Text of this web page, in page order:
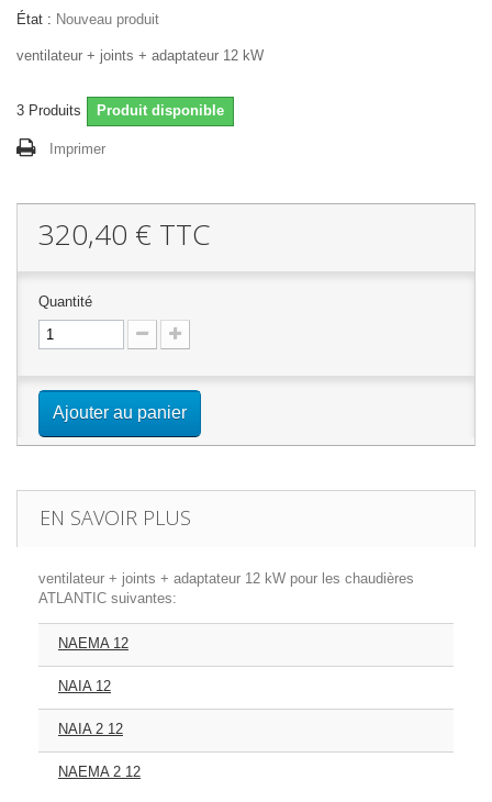
État : Nouveau produit
ventilateur + joints + adaptateur 12 kW
3 Produits Produit disponible
Imprimer
320,40 € TTC
Quantité
Ajouter au panier
EN SAVOIR PLUS
ventilateur + joints + adaptateur 12 kW pour les chaudières
ATLANTIC suivantes:
NAEMA 12
NAIA 12
NAIA 2 12
NAEMA 2 12